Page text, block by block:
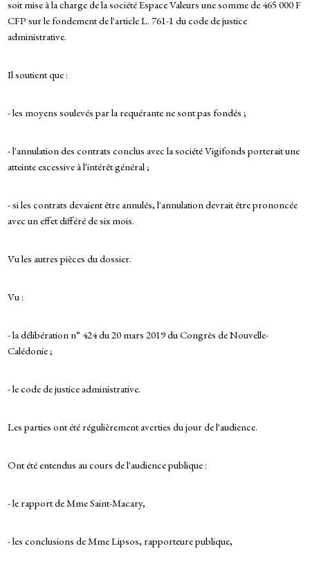
soit mise à la charge de la société Espace Valeurs une somme de 465 000 F
CFP sur le fondement de l'article L. 761-1 du code de justice
administrative.
Il soutient que :
- les moyens soulevés par la requérante ne sont pas fondés ;
- l'annulation des contrats conclus avec la société Vigifonds porterait une
atteinte excessive à l'intérêt général ;
- si les contrats devaient être annulés, l'annulation devrait être prononcée
avec un effet différé de six mois.
Vu les autres pièces du dossier.
Vu :
- la délibération n° 424 du 20 mars 2019 du Congrès de Nouvelle-
Calédonie ;
- le code de justice administrative.
Les parties ont été régulièrement averties du jour de l'audience.
Ont été entendus au cours de l'audience publique :
- le rapport de Mme Saint-Macary,
- les conclusions de Mme Lipsos, rapporteure publique,